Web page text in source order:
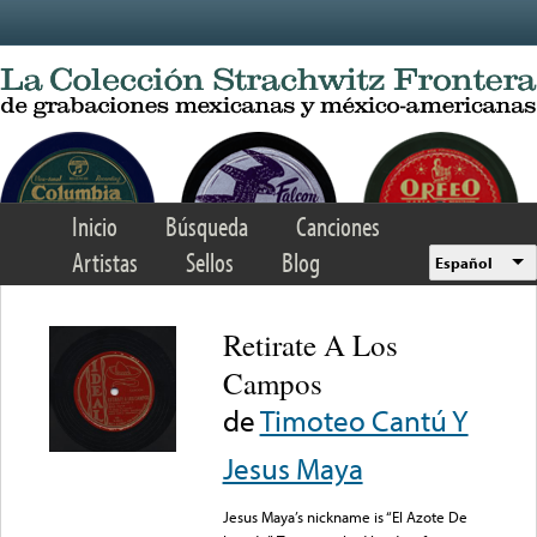
Inicio Búsqueda
Canciones
Artistas
Sellos Blog Español
Retirate A Los
Campos
deTimoteo Cantú Y
Jesus Maya
Jesus Maya’s nickname is “El Azote De